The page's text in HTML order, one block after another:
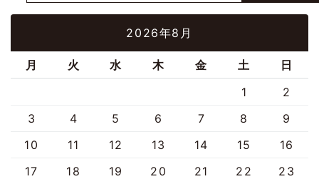
2026年8月
月 火 水 木 金 土 日
1
2
3
4 5 6 7 8
9
10
11 12 13 14 15
16
17
18 19 20 21 22
23